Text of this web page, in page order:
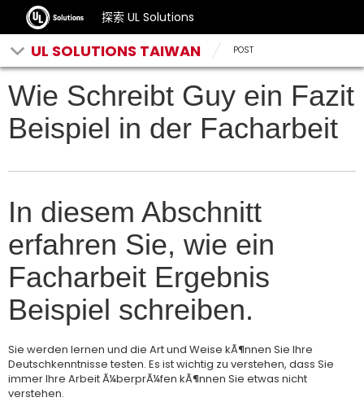
探索 UL Solutions
UL SOLUTIONS TAIWAN POST
Wie Schreibt Guy ein Fazit
Beispiel in der Facharbeit
In diesem Abschnitt
erfahren Sie, wie ein
Facharbeit Ergebnis
Beispiel schreiben.
Sie werden lernen und die Art und Weise kÃ¶nnen Sie Ihre
Deutschkenntnisse testen. Es ist wichtig zu verstehen, dass Sie
immer Ihre Arbeit Ã¼berprÃ¼fen kÃ¶nnen Sie etwas nicht
verstehen.